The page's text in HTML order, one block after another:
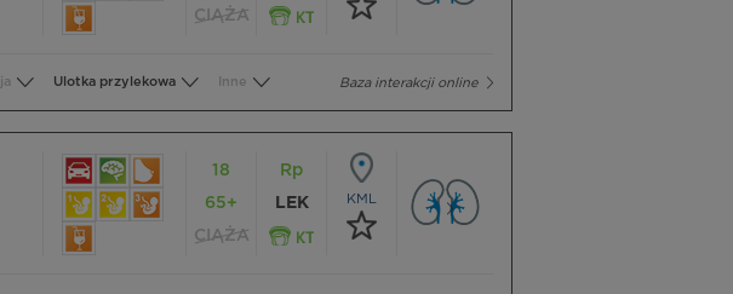
CIĄŻA
Baza interakcji online
Ulotka przylekowa Inne
18
65+
CIĄŻA
Rp
LEK
KML